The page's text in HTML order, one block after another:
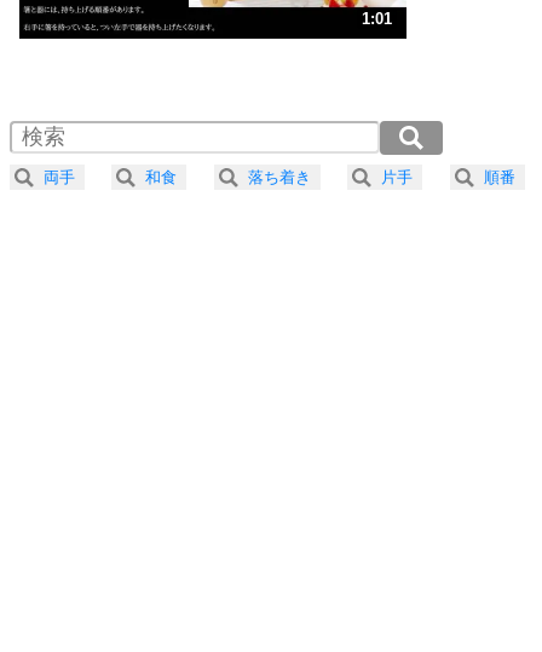
人生、なんとかなるもの。
気楽に生きる30の方法
4 器の大きい人は、怒りを優しさで表現する。
プラス思考
1:01
2.0倍速 （121KB 30秒）
2.5倍速 （97KB 24秒）
3.0倍速 （81KB 20秒）
両手 和食 落ち着き 片手 順番